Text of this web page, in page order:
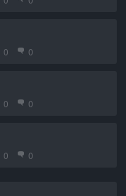
0 0
0 0
0 0